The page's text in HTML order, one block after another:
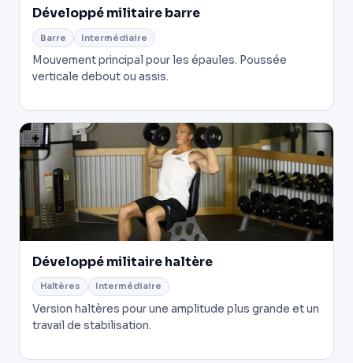
Développé militaire barre
Barre Intermédiaire
Mouvement principal pour les épaules. Poussée
verticale debout ou assis.
Développé militaire haltère
Haltères Intermédiaire
Version haltères pour une amplitude plus grande et un
travail de stabilisation.